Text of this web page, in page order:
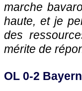
marche
haute, et je
des
mérite de
OL 0-2